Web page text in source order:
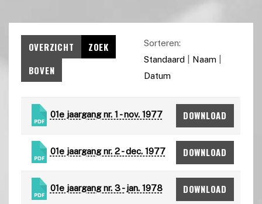
OVERZICHT
ZOEK
BOVEN
Sorteren:
Standaard| Naam|
Datum
01e jaargang nr. 1 - nov. 1977 DOWNLOAD
01e jaargang nr. 2 - dec. 1977 DOWNLOAD
01e jaargang nr. 3 - jan. 1978 DOWNLOAD